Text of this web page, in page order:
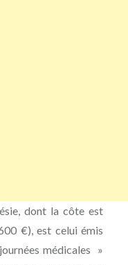
dont la côte est
€), est celui émis
médicales »